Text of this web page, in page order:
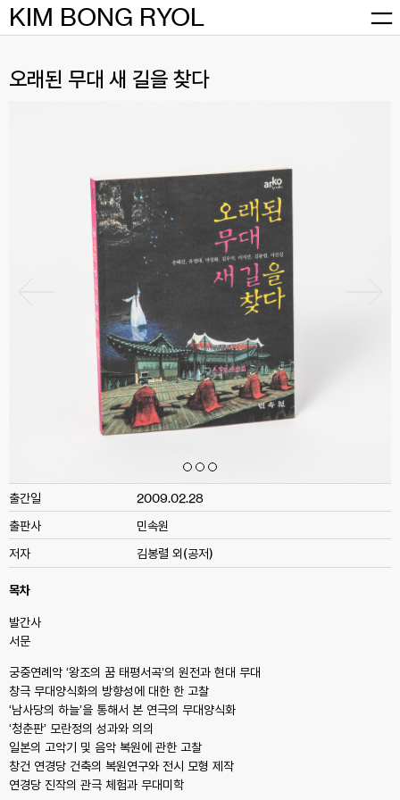
SkipKIM BONG RYOL
오래된 무대 새 길을 찾다
출간일
2009.02.28
출판사
민속원
저자
김봉렬 외(공저)
목차
발간사
서문
궁중연례악 ‘왕조의 꿈 태평서곡’의 원전과 현대 무대
창극 무대양식화의 방향성에 대한 한 고찰
‘남사당의 하늘’을 통해서 본 연극의 무대양식화
‘청춘판’ 모란정의 성과와 의의
일본의 고악기 및 음악 복원에 관한 고찰
창건 연경당 건축의 복원연구와 전시 모형 제작
연경당 진작의 관극 체험과 무대미학